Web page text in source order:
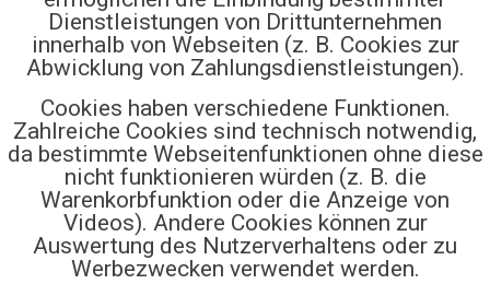
Dienstleistungen von Drittunternehmen
innerhalb von Webseiten (z. B. Cookies zur
Abwicklung von Zahlungsdienstleistungen).
Cookies haben verschiedene Funktionen.
Zahlreiche Cookies sind technisch notwendig,
da bestimmte Webseitenfunktionen ohne diese
nicht funktionieren würden (z. B. die
Warenkorbfunktion oder die Anzeige von
Videos). Andere Cookies können zur
Auswertung des Nutzerverhaltens oder zu
Werbezwecken verwendet werden.